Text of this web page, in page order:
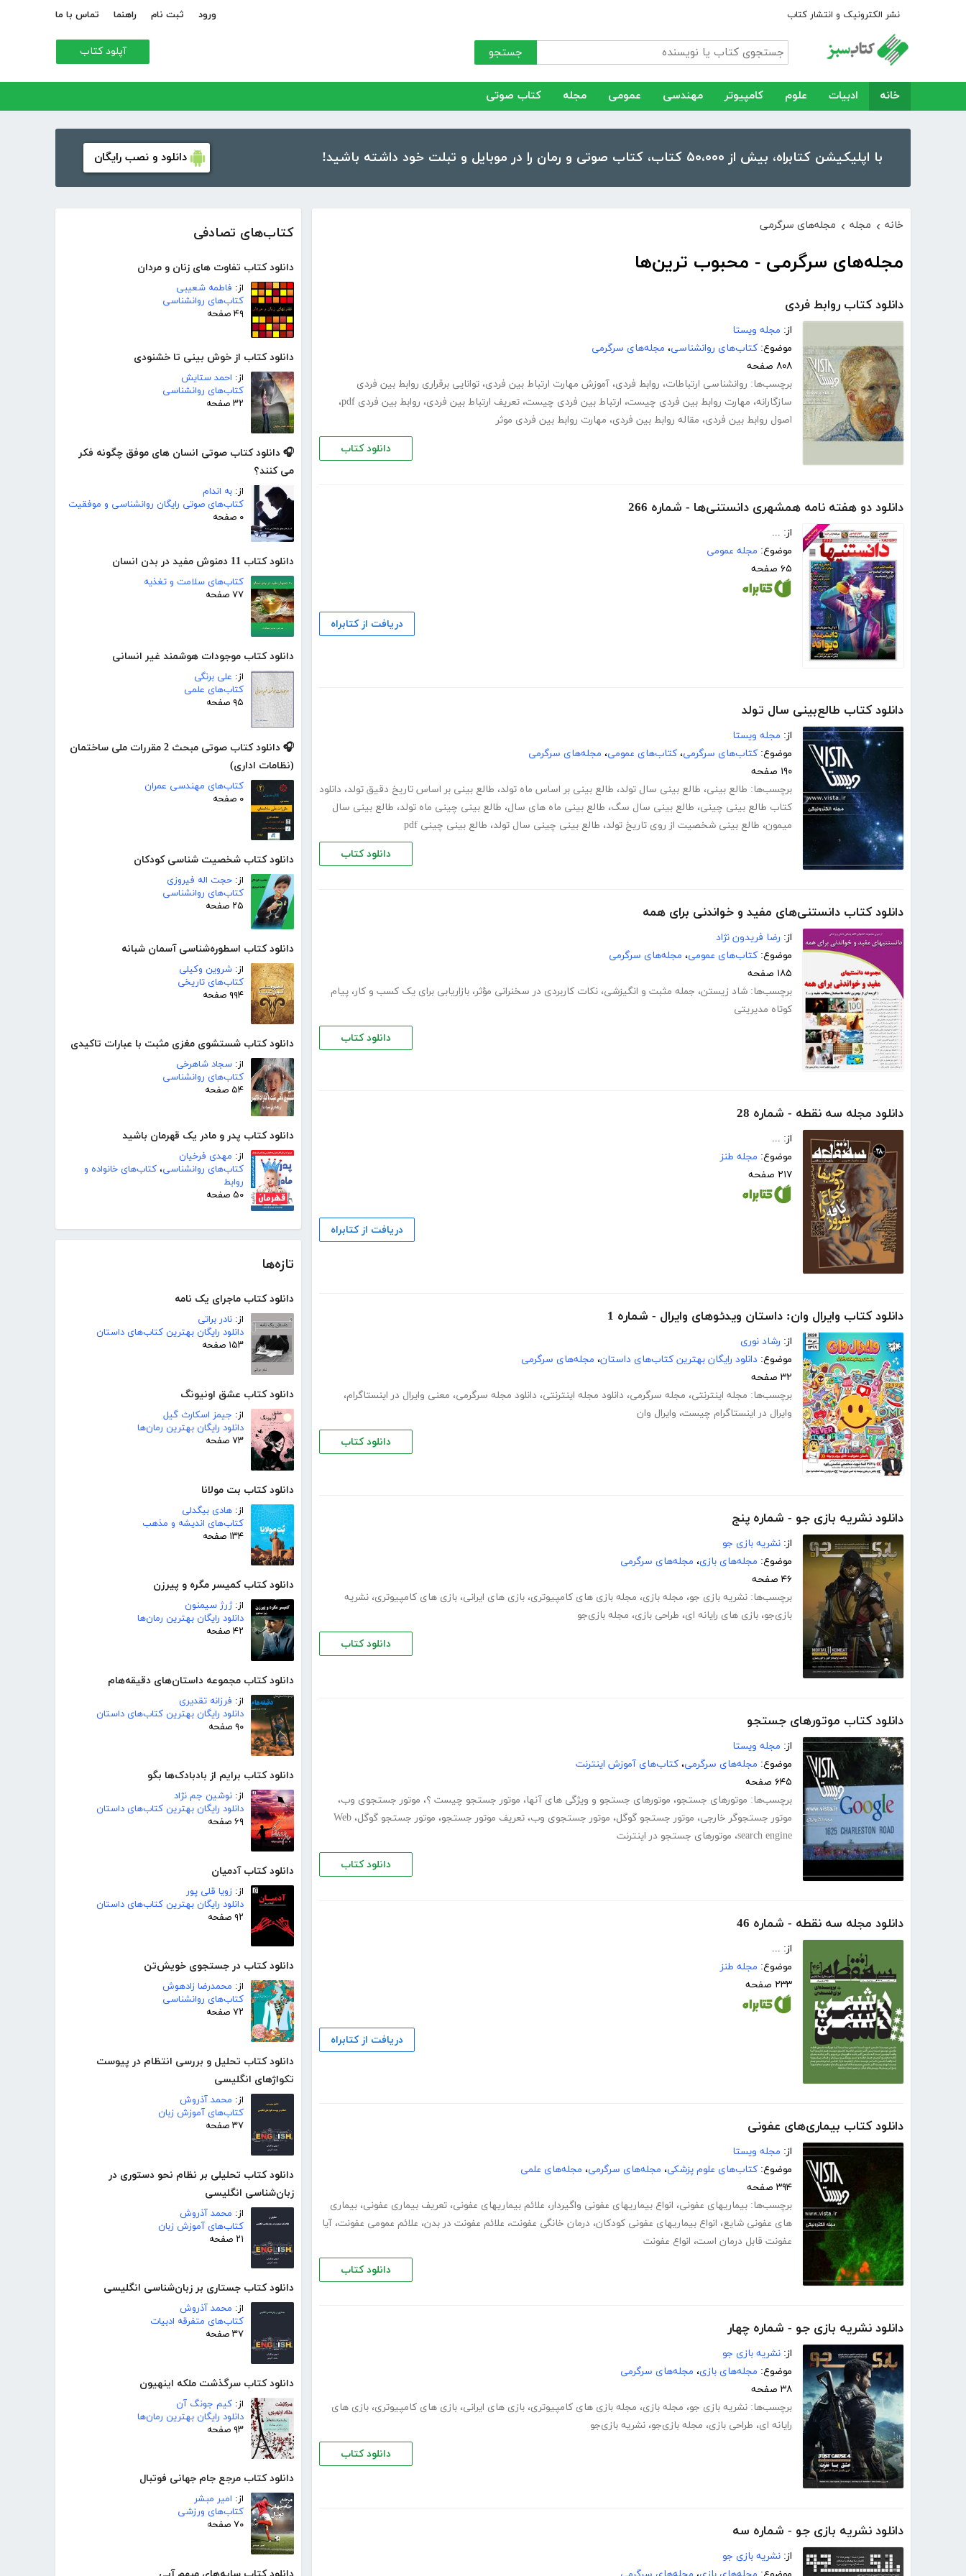
نشر الکترونیک و انتشار کتاب ورود ثبت نام راهنما تماس با ما
جستجو آپلود کتاب
خانه ادبیات علوم کامپیوتر مهندسی عمومی مجله کتاب صوتی
با اپلیکیشن کتابراه، بیش از ۵۰،۰۰۰ کتاب، کتاب صوتی و رمان را در موبایل و تبلت خود داشته باشید! دانلود و نصب رایگان
کتاب‌های تصادفی
دانلود کتاب تفاوت های زنان و مردان
از: فاطمه شعیبی
کتاب‌های روانشناسی
۴۹ صفحه
دانلود کتاب از خوش بینی تا خشنودی
از: احمد ستایش
کتاب‌های روانشناسی
۳۲ صفحه
🎧 دانلود کتاب صوتی انسان های موفق چگونه فکر
می کنند؟
از: به اندام
کتاب‌های صوتی رایگان روانشناسی و موفقیت
۰ صفحه
دانلود کتاب 11 دمنوش مفید در بدن انسان
کتاب‌های سلامت و تغذیه
۷۷ صفحه
دانلود کتاب موجودات هوشمند غیر انسانی
از: علی برنگی
کتاب‌های علمی
۹۵ صفحه
🎧 دانلود کتاب صوتی مبحث 2 مقررات ملی ساختمان
(نظامات اداری)
کتاب‌های مهندسی عمران
۰ صفحه
دانلود کتاب شخصیت شناسی کودکان
از: حجت اله فیروزی
کتاب‌های روانشناسی
۲۵ صفحه
دانلود کتاب اسطوره‌شناسی آسمان شبانه
از: شروین وکیلی
کتاب‌های تاریخی
۹۹۴ صفحه
دانلود کتاب شستشوی مغزی مثبت با عبارات تاکیدی
از: سجاد شاهرخی
کتاب‌های روانشناسی
۵۴ صفحه
دانلود کتاب پدر و مادر یک قهرمان باشید
از: مهدی فرخیان
کتاب‌های روانشناسی، کتاب‌های خانواده و
روابط
۵۰ صفحه
تازه‌ها
دانلود کتاب ماجرای یک نامه
از: نادر براتی
دانلود رایگان بهترین کتاب‌های داستان
۱۵۳ صفحه
دانلود کتاب عشق اونیونگ
از: جیمز اسکارث گیل
دانلود رایگان بهترین رمان‌ها
۷۳ صفحه
دانلود کتاب بت مولانا
از: هادی بیگدلی
کتاب‌های اندیشه و مذهب
۱۳۴ صفحه
دانلود کتاب کمیسر مگره و پیرزن
از:ژرژ سیمنون
دانلود رایگان بهترین رمان‌ها
۴۲ صفحه
دانلود کتاب مجموعه داستان‌های دقیقه‌هام
از: فرزانه تقدیری
دانلود رایگان بهترین کتاب‌های داستان
۹۰ صفحه
دانلود کتاب برایم از بادبادک‌ها بگو
از: نوشین جم نژاد
دانلود رایگان بهترین کتاب‌های داستان
۶۹ صفحه
دانلود کتاب آدمیان
از: زویا قلی پور
دانلود رایگان بهترین کتاب‌های داستان
۹۲ صفحه
دانلود کتاب در جستجوی خویش‌تن
از: محمدرضا زادهوش
کتاب‌های روانشناسی
۷۲ صفحه
دانلود کتاب تحلیل و بررسی انتظام در پیوست
تکواژهای انگلیسی
از: محمد آذروش
کتاب‌های آموزش زبان
۳۷ صفحه
دانلود کتاب تحلیلی بر نظام نحو دستوری در
زبان‌شناسی انگلیسی
از: محمد آذروش
کتاب‌های آموزش زبان
۲۱ صفحه
دانلود کتاب جستاری بر زبان‌شناسی انگلیسی
از: محمد آذروش
کتاب‌های متفرقه ادبیات
۳۷ صفحه
دانلود کتاب سرگذشت ملکه اینهیون
از: کیم جونگ آن
دانلود رایگان بهترین رمان‌ها
۹۳ صفحه
دانلود کتاب مرجع جام جهانی فوتبال
از: امیر مبشر
کتاب‌های ورزشی
۷۰ صفحه
خانه › مجله › مجله‌های سرگرمی
مجله‌های سرگرمی - محبوب ترین‌ها
دانلود کتاب روابط فردی
از: مجله ویستا
موضوع: کتاب‌های روانشناسی، مجله‌های سرگرمی
۸۰۸ صفحه
برچسب‌ها: روانشناسی ارتباطات، روابط فردی، آموزش مهارت ارتباط بین فردی، توانایی برقراری روابط بین فردی
سازگارانه، مهارت روابط بین فردی چیست، ارتباط بین فردی چیست، تعریف ارتباط بین فردی، روابط بین فردی pdf
،
اصول روابط بین فردی، مقاله روابط بین فردی، مهارت روابط بین فردی موثر
دانلود کتاب
دانلود دو هفته نامه همشهری دانستنی‌ها - شماره 266
از: ...
موضوع: مجله عمومی
۶۵ صفحه
دریافت از کتابراه
دانلود کتاب طالع‌بینی سال تولد
از: مجله ویستا
موضوع: کتاب‌های سرگرمی، کتاب‌های عمومی، مجله‌های سرگرمی
۱۹۰ صفحه
برچسب‌ها: طالع بینی، طالع بینی سال تولد، طالع بینی بر اساس ماه تولد، طالع بینی بر اساس تاریخ دقیق تولد، دانلود
کتاب طالع بینی چینی، طالع بینی سال سگ، طالع بینی ماه های سال، طالع بینی چینی ماه تولد، طالع بینی سال
میمون، طالع بینی شخصیت از روی تاریخ تولد، طالع بینی چینی سال تولد، طالع بینی چینی pdf
دانلود کتاب
دانلود کتاب دانستنی‌های مفید و خواندنی برای همه
از: رضا فریدون نژاد
موضوع: کتاب‌های عمومی، مجله‌های سرگرمی
۱۸۵ صفحه
برچسب‌ها: شاد زیستن، جمله مثبت و انگیزشی، نکات کاربردی در سخنرانی مؤثر، بازاریابی برای یک کسب و کار، پیام
کوتاه مدیریتی
دانلود کتاب
دانلود مجله سه نقطه - شماره 28
از: ...
موضوع: مجله طنز
۲۱۷ صفحه
دریافت از کتابراه
دانلود کتاب وایرال وان: داستان ویدئوهای وایرال - شماره 1
از: رشاد نوری
موضوع: دانلود رایگان بهترین کتاب‌های داستان، مجله‌های سرگرمی
۳۲ صفحه
برچسب‌ها: مجله اینترنتی، مجله سرگرمی، دانلود مجله اینترنتی، دانلود مجله سرگرمی، معنی وایرال در اینستاگرام،
وایرال در اینستاگرام چیست، وایرال وان
دانلود کتاب
دانلود نشریه بازی جو - شماره پنج
از: نشریه بازی جو
موضوع: مجله‌های بازی، مجله‌های سرگرمی
۴۶ صفحه
برچسب‌ها: نشریه بازی جو، مجله بازی، مجله بازی های کامپیوتری، بازی های ایرانی، بازی های کامپیوتری، نشریه
بازی‌جو، بازی های رایانه ای، طراحی بازی، مجله بازی‌جو
دانلود کتاب
دانلود کتاب موتورهای جستجو
از: مجله ویستا
موضوع: مجله‌های سرگرمی، کتاب‌های آموزش اینترنت
۶۴۵ صفحه
برچسب‌ها: موتورهای جستجو، موتورهای جستجو و ویژگی های آنها، موتور جستجو چیست ؟، موتور جستجوی وب،
موتور جستجوگر خارجی، موتور جستجو گوگل، موتور جستجوی وب، تعریف موتور جستجو، موتور جستجو گوگل، Web
search engine، موتورهای جستجو در اینترنت
دانلود کتاب
دانلود مجله سه نقطه - شماره 46
از: ...
موضوع: مجله طنز
۲۳۳ صفحه
دریافت از کتابراه
دانلود کتاب بیماری‌های عفونی
از: مجله ویستا
موضوع: کتاب‌های علوم پزشکی، مجله‌های سرگرمی، مجله‌های علمی
۳۹۴ صفحه
برچسب‌ها: بیماریهای عفونی، انواع بیماریهای عفونی واگیردار، علائم بیماریهای عفونی، تعریف بیماری عفونی، بیماری
های عفونی شایع، انواع بیماریهای عفونی کودکان، درمان خانگی عفونت، علائم عفونت در بدن، علائم عمومی عفونت، آیا
عفونت قابل درمان است، انواع عفونت
دانلود کتاب
دانلود نشریه بازی جو - شماره چهار
از: نشریه بازی جو
موضوع: مجله‌های بازی، مجله‌های سرگرمی
۳۸ صفحه
برچسب‌ها: نشریه بازی جو، مجله بازی، مجله بازی های کامپیوتری، بازی های ایرانی، بازی های کامپیوتری، بازی های
رایانه ای، طراحی بازی، مجله بازی‌جو، نشریه بازی‌جو
دانلود کتاب
دانلود نشریه بازی جو - شماره سه
از: نشریه بازی جو